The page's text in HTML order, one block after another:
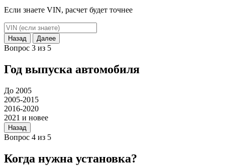
Если знаете VIN, расчет будет точнее
Назад Далее
Вопрос 3 из 5
Год выпуска автомобиля
До 2005
2005-2015
2016-2020
2021 и новее
Назад
Вопрос 4 из 5
Когда нужна установка?